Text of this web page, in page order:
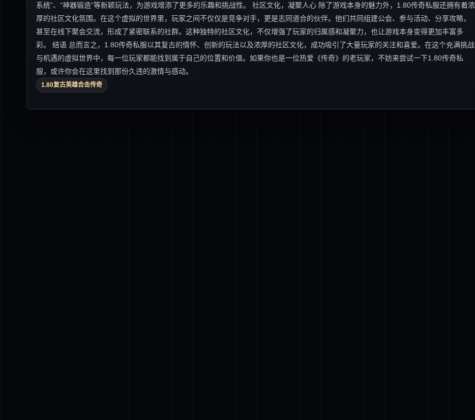
系统”、“神器锻造”等新颖玩法，为游戏增添了更多的乐趣和挑战性。 社区文化，凝聚人心 除了游戏本身的魅力外，1.80传奇私服还拥有着浓
厚的社区文化氛围。在这个虚拟的世界里，玩家之间不仅仅是竞争对手，更是志同道合的伙伴。他们共同组建公会、参与活动、分享攻略，
甚至在线下聚会交流，形成了紧密联系的社群。这种独特的社区文化，不仅增强了玩家的归属感和凝聚力，也让游戏本身变得更加丰富多
彩。 结语 总而言之，1.80传奇私服以其复古的情怀、创新的玩法以及浓厚的社区文化，成功吸引了大量玩家的关注和喜爱。在这个充满挑战
与机遇的虚拟世界中，每一位玩家都能找到属于自己的位置和价值。如果你也是一位热爱《传奇》的老玩家，不妨来尝试一下1.80传奇私
服，或许你会在这里找到那份久违的激情与感动。
1.80复古英雄合击传奇